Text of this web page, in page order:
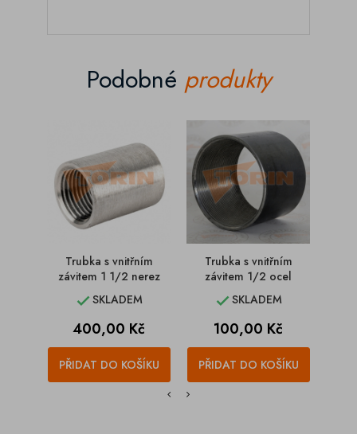
Podobné produkty
Trubka s vnitřním
závitem 1 1/2 nerez
SKLADEM
Cena
400,00 Kč
PŘIDAT DO KOŠÍKU
Trubka s vnitřním
závitem 1/2 ocel
SKLADEM
Cena
100,00 Kč
PŘIDAT DO KOŠÍKU